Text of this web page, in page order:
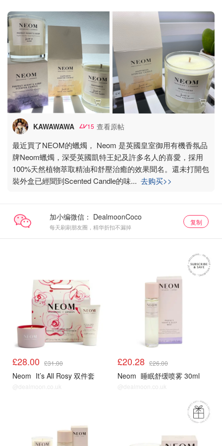
KAWAWAWA 15 查看原帖
最近買了NEOM的蠟燭， Neom 是英國皇室御用有機香氛品
牌Neom蠟燭，深受英國凱特王妃及許多名人的喜愛，採用
100%天然植物萃取精油和舒壓治癒的效果聞名。還未打開包
裝外盒已經聞到Scented Candle的味... 去购买>>
加小编微信：
每天刷刷朋友圈，精华折扣不漏掉
复制
£28.00 £31.00
Neom It’s All Rosy 双件套
@dealmoon.co.uk
£20.28 £26.00
Neom 睡眠舒缓喷雾 30ml
@dealmoon.co.uk